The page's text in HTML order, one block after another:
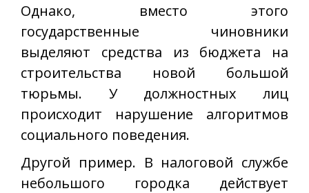
Однако, вместо этого
государственные чиновники
выделяют средства из бюджета на
строительства новой большой
тюрьмы. У должностных лиц
происходит нарушение алгоритмов
социального поведения.
Другой пример. В налоговой службе
небольшого городка действует